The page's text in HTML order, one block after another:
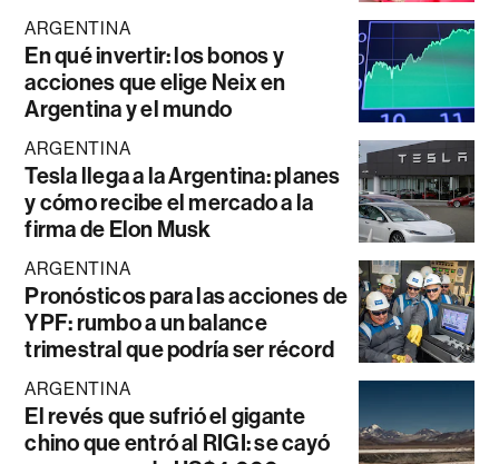
ARGENTINA
En qué invertir: los bonos y
acciones que elige Neix en
Argentina y el mundo
ARGENTINA
Tesla llega a la Argentina: planes
y cómo recibe el mercado a la
firma de Elon Musk
ARGENTINA
Pronósticos para las acciones de
YPF: rumbo a un balance
trimestral que podría ser récord
ARGENTINA
El revés que sufrió el gigante
chino que entró al RIGI: se cayó